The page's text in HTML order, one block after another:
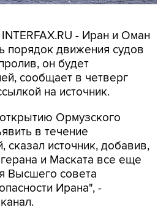
- Иран и Оман
порядок движения судов
он будет
сообщает в четверг
на источник.
Ормузского
в течение
сказал источник, добавив,
и Маската все еще
Высшего совета
Ирана", -